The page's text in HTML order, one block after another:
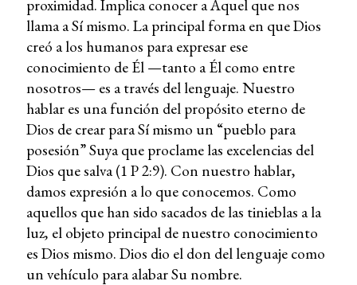
proximidad. Implica conocer a Aquel que nos
llama a Sí mismo. La principal forma en que Dios
creó a los humanos para expresar ese
conocimiento de Él —tanto a Él como entre
nosotros— es a través del lenguaje. Nuestro
hablar es una función del propósito eterno de
Dios de crear para Sí mismo un “pueblo para
posesión” Suya que proclame las excelencias del
Dios que salva (1 P 2:9). Con nuestro hablar,
damos expresión a lo que conocemos. Como
aquellos que han sido sacados de las tinieblas a la
luz, el objeto principal de nuestro conocimiento
es Dios mismo. Dios dio el don del lenguaje como
un vehículo para alabar Su nombre.